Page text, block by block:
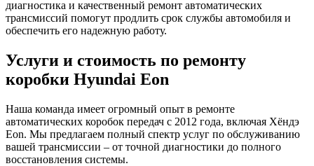
диагностика и качественный ремонт автоматических
трансмиссий помогут продлить срок службы автомобиля и
обеспечить его надежную работу.
Услуги и стоимость по ремонту
коробки Hyundai Eon
Наша команда имеет огромный опыт в ремонте
автоматических коробок передач с 2012 года, включая Хёндэ
Eon. Мы предлагаем полный спектр услуг по обслуживанию
вашей трансмиссии – от точной диагностики до полного
восстановления системы.